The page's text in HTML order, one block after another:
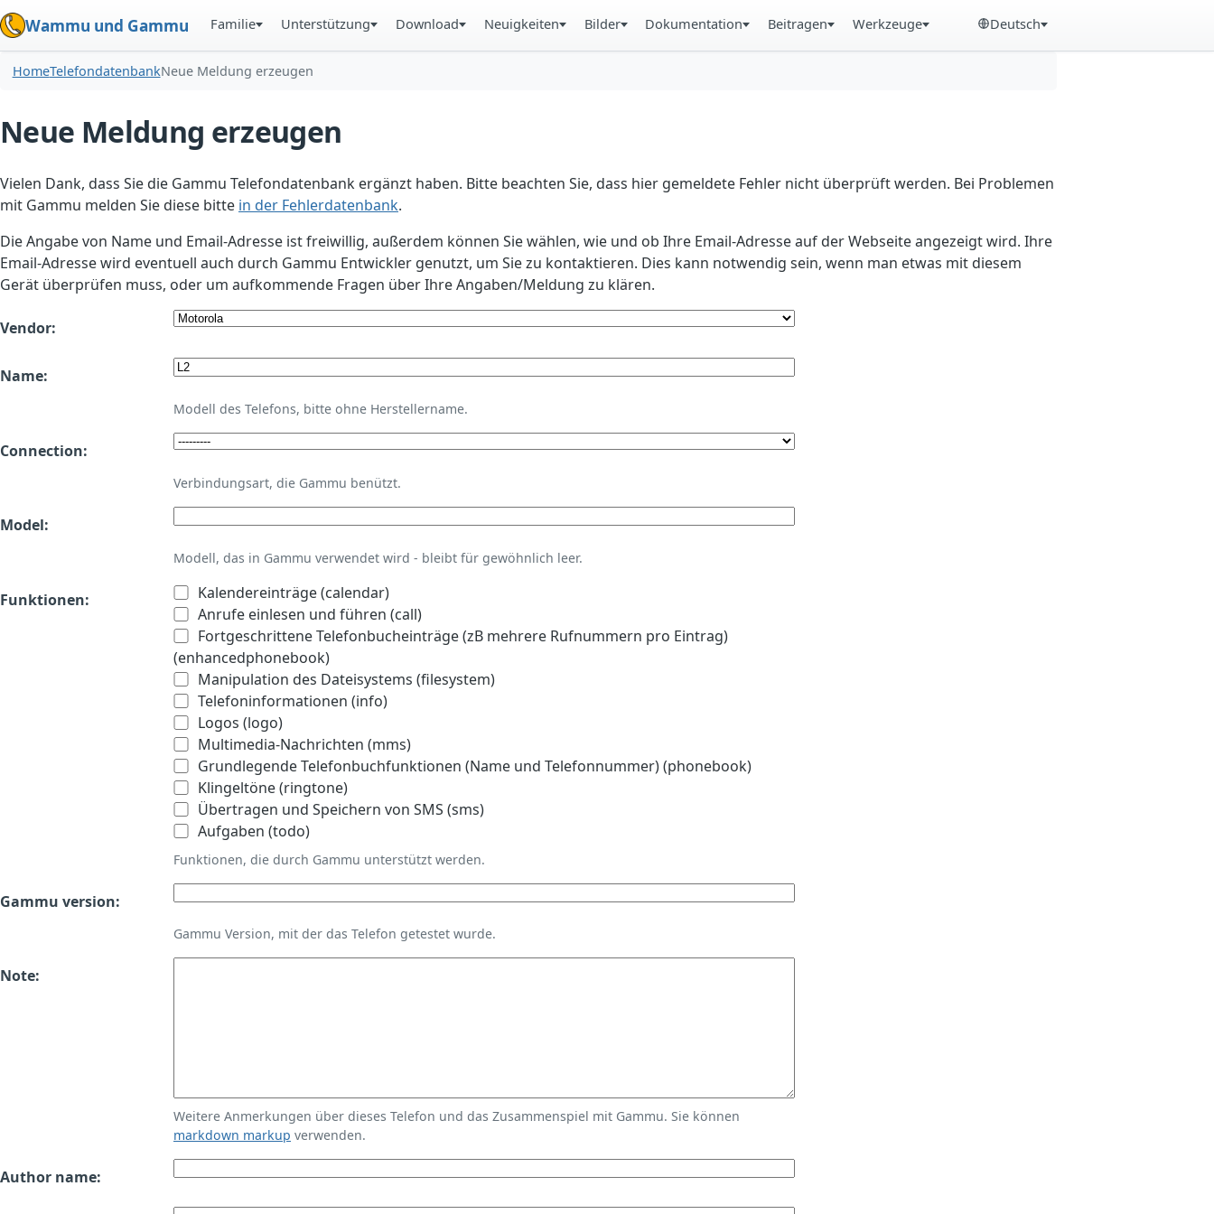
Wammu und Gammu Familie Unterstützung Download Neuigkeiten Bilder Dokumentation Beitragen Werkzeuge Deutsch
HomeTelefondatenbankNeue Meldung erzeugen
Neue Meldung erzeugen
Vielen Dank, dass Sie die Gammu Telefondatenbank ergänzt haben. Bitte beachten Sie, dass hier gemeldete Fehler nicht überprüft werden. Bei Problemen
mit Gammu melden Sie diese bitte in der Fehlerdatenbank.
Die Angabe von Name und Email-Adresse ist freiwillig, außerdem können Sie wählen, wie und ob Ihre Email-Adresse auf der Webseite angezeigt wird. Ihre
Email-Adresse wird eventuell auch durch Gammu Entwickler genutzt, um Sie zu kontaktieren. Dies kann notwendig sein, wenn man etwas mit diesem
Gerät überprüfen muss, oder um aufkommende Fragen über Ihre Angaben/Meldung zu klären.
Vendor:
Name:
Modell des Telefons, bitte ohne Herstellername.
Connection:
Verbindungsart, die Gammu benützt.
Model:
Modell, das in Gammu verwendet wird - bleibt für gewöhnlich leer.
Funktionen:
Kalendereinträge (calendar)
Anrufe einlesen und führen (call)
Fortgeschrittene Telefonbucheinträge (zB mehrere Rufnummern pro Eintrag)
(enhancedphonebook)
Manipulation des Dateisystems (filesystem)
Telefoninformationen (info)
Logos (logo)
Multimedia-Nachrichten (mms)
Grundlegende Telefonbuchfunktionen (Name und Telefonnummer) (phonebook)
Klingeltöne (ringtone)
Übertragen und Speichern von SMS (sms)
Aufgaben (todo)
Funktionen, die durch Gammu unterstützt werden.
Gammu version:
Gammu Version, mit der das Telefon getestet wurde.
Note:
Weitere Anmerkungen über dieses Telefon und das Zusammenspiel mit Gammu. Sie können
markdown markup verwenden.
Author name: